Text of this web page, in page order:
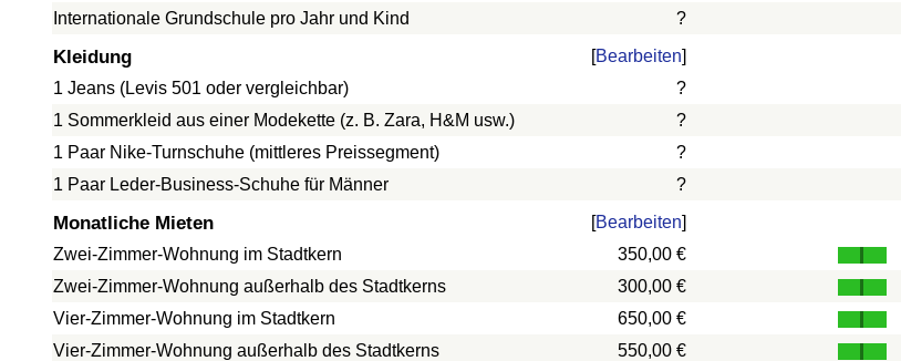
Internationale Grundschule pro Jahr und Kind ?
Kleidung [Bearbeiten]
1 Jeans (Levis 501 oder vergleichbar)
?
1 Sommerkleid aus einer Modekette (z. B. Zara, H&M usw.)
?
1 Paar Nike-Turnschuhe (mittleres Preissegment)
?
1 Paar Leder-Business-Schuhe für Männer
?
Monatliche Mieten [Bearbeiten]
Zwei-Zimmer-Wohnung im Stadtkern
350,00 €
Zwei-Zimmer-Wohnung außerhalb des Stadtkerns
300,00 €
Vier-Zimmer-Wohnung im Stadtkern
650,00 €
Vier-Zimmer-Wohnung außerhalb des Stadtkerns
550,00 €